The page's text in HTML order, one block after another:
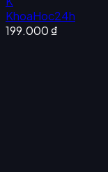
KhoaHoc24h
199.000 ₫